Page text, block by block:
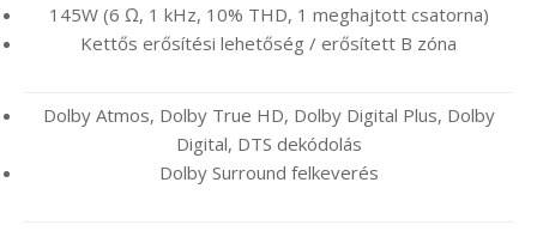
145W (6 Ω, 1 kHz, 10% THD, 1 meghajtott csatorna)
Kettős erősítési lehetőség / erősített B zóna
Dolby Atmos, Dolby True HD, Dolby Digital Plus, Dolby
Digital, DTS dekódolás
Dolby Surround felkeverés